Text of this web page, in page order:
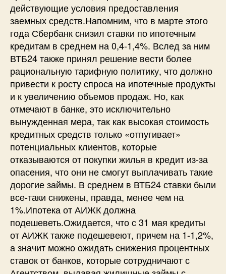
действующие условия предоставления
заемных средств.Напомним, что в марте этого
года Сбербанк снизил ставки по ипотечным
кредитам в среднем на 0,4-1,4%. Вслед за ним
ВТБ24 также принял решение вести более
рациональную тарифную политику, что должно
привести к росту спроса на ипотечные продукты
и к увеличению объемов продаж. Но, как
отмечают в банке, это исключительно
вынужденная мера, так как высокая стоимость
кредитных средств только «отпугивает»
потенциальных клиентов, которые
отказываются от покупки жилья в кредит из-за
опасения, что они не смогут выплачивать такие
дорогие займы. В среднем в ВТБ24 ставки были
все-таки снижены, правда, менее чем на
1%.Ипотека от АИЖК должна
подешеветь.Ожидается, что с 31 мая кредиты
от АИЖК также подешевеют, причем на 1-1,2%,
а значит можно ожидать снижения процентных
ставок от банков, которые сотрудничают с